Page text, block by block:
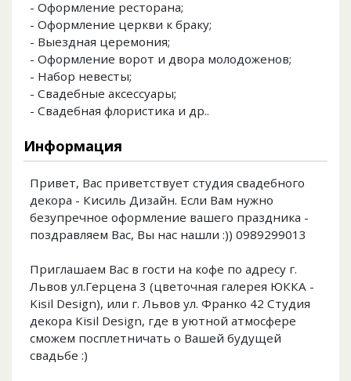
- Оформление ресторана;
- Оформление церкви к браку;
- Выездная церемония;
- Оформление ворот и двора молодоженов;
- Набор невесты;
- Свадебные аксессуары;
- Свадебная флористика и др..
Информация
Привет, Вас приветствует студия свадебного
декора - Кисиль Дизайн. Если Вам нужно
безупречное оформление вашего праздника -
поздравляем Вас, Вы нас нашли :)) 0989299013
Приглашаем Вас в гости на кофе по адресу г.
Львов ул.Герцена 3 (цветочная галерея ЮККА -
Kisil Design), или г. Львов ул. Франко 42 Студия
декора Kisil Design, где в уютной атмосфере
сможем посплетничать о Вашей будущей
свадьбе :)